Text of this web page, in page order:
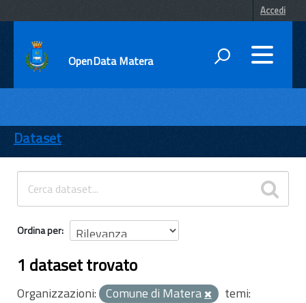
Accedi
OpenData Matera
ENTI
TEMI
INFORMAZIONI
Dataset
Ordina per
1 dataset trovato
Organizzazioni: Comune di Matera
temi: